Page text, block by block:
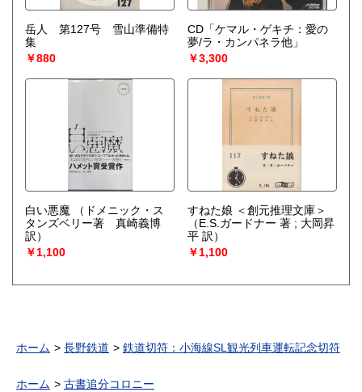
岳人 第127号 雪山準備特
集
￥880
CD「ケマル・ゲキチ：愛の
夢/ラ・カンパネラ他」
￥3,300
白い悪魔
（ドメニック・ス
タンズベリー著 真崎義博
訳）
￥1,100
すねた娘 ＜創元推理文庫＞
（E.S.ガードナー 著 ; 大岡昇
平 訳）
￥1,100
ホーム 長野鉄道 鉄道切符：小海線SL観光列車運転記念切符
ホーム
古書追分コロニー